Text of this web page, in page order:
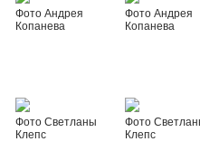
Фото Андрея
Копанева
Фото Андрея
Копанева
Фото Светланы
Клепс
Фото
Клепс